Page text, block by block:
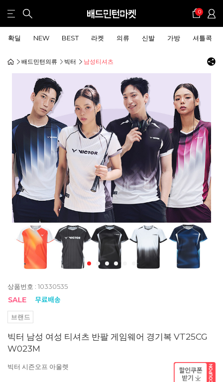
0
확딜 NEW BEST 라켓 의류 신발 가방 셔틀콕
배드민턴의류 빅터 남성티셔츠
상품번호 : 10330535
브랜드
빅터 남성 여성 티셔츠 반팔 게임웨어 경기복 VT25CG
W023M
빅터 시즌오프 아울렛